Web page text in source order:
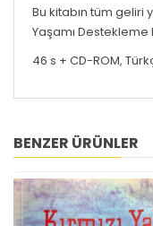
Bu kitabın tüm geliri
Yaşamı Destekleme
46 s + CD-ROM,
BENZER ÜRÜNLER